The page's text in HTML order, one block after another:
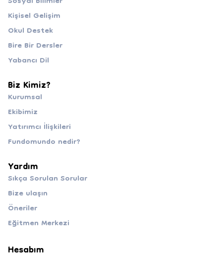
Kişisel Gelişim
Okul Destek
Bire Bir Dersler
Yabancı Dil
Biz Kimiz?
Kurumsal
Ekibimiz
Yatırımcı İlişkileri
Fundomundo nedir?
Yardım
Sıkça Sorulan Sorular
Bize ulaşın
Öneriler
Eğitmen Merkezi